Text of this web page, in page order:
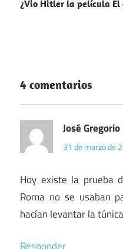
de
¿Vio Hitler la película
4 comentarios
José Gregorio
31 de marzo de
Hoy existe la prueba
Roma no se usaban
hacían levantar la